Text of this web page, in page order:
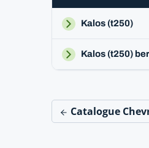
Kalos (t250)
Kalos (t250)
Catalogue